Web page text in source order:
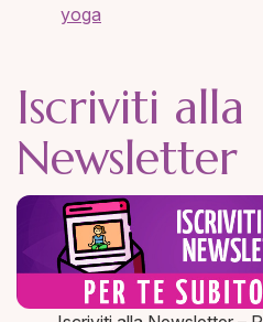
yoga
Iscriviti alla
Newsletter